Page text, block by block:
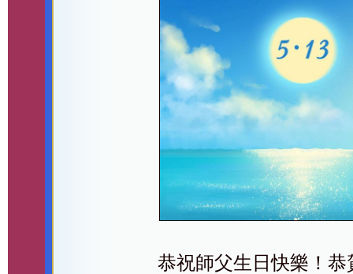
恭祝師父生日快樂！